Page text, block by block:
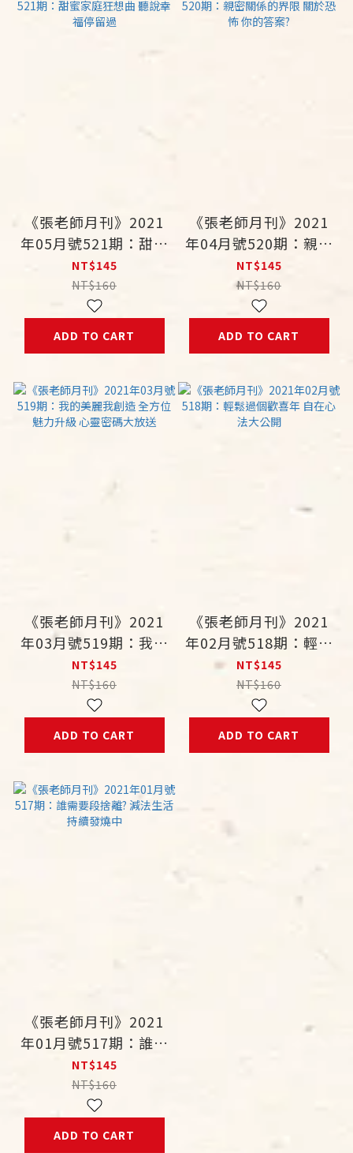
《張老師月刊》2021
年05月號521期：甜蜜
家庭狂想曲 聽說幸福
停留過
NT$145
NT$160
ADD TO CART
《張老師月刊》2021
年04月號520期：親密
關係的界限 關於恐怖
你的答案?
NT$145
NT$160
ADD TO CART
《張老師月刊》2021
年03月號519期：我的
美麗我創造 全方位魅
力升級 心靈密碼大放
送
NT$145
NT$160
ADD TO CART
《張老師月刊》2021
年02月號518期：輕鬆
過個歡喜年 自在心法
大公開
NT$145
NT$160
ADD TO CART
《張老師月刊》2021
年01月號517期：誰需
要段捨離? 減法生活持
續發燒中
NT$145
NT$160
ADD TO CART